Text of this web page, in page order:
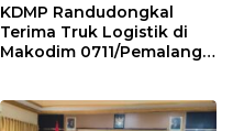
KDMP Randudongkal
Terima Truk Logistik di
Makodim 0711/Pemalang